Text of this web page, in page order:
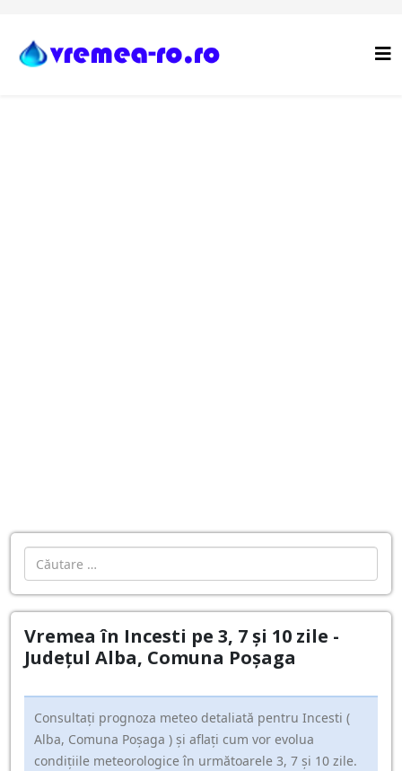
Cautare
Vremea în Incesti pe 3, 7 și 10 zile -
Județul Alba, Comuna Poşaga
Consultați prognoza meteo detaliată pentru Incesti (
Alba, Comuna Poşaga ) și aflați cum vor evolua
condițiile meteorologice în următoarele 3, 7 și 10 zile.